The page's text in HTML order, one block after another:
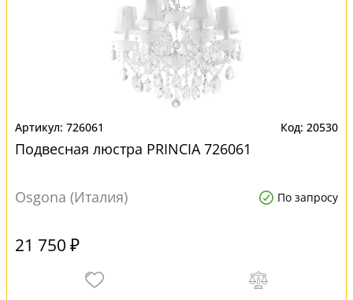
726061 20530
Подвесная люстра PRINCIA 726061
Osgona (Италия) По запросу
21 750 ₽